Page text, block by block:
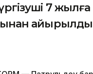
7 жылға
айырылды